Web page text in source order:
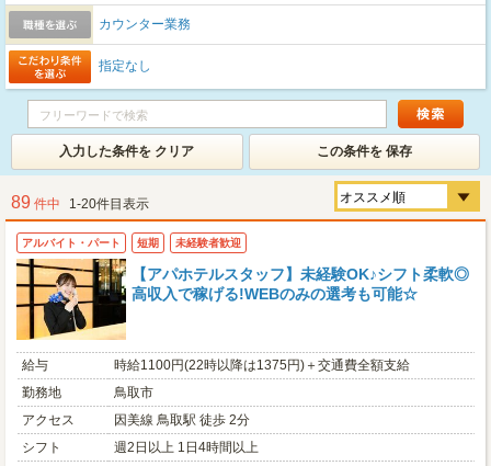
カウンター業務
指定なし
入力した条件を クリア この条件を 保存
89 件中 1-20件目表示
アルバイト・パート 短期 未経験者歓迎
【アパホテルスタッフ】未経験OK♪シフト柔軟◎
高収入で稼げる!WEBのみの選考も可能☆
給与
時給1100円(22時以降は1375円)＋交通費全額支給
勤務地
鳥取市
アクセス
因美線 鳥取駅 徒歩 2分
シフト
週2日以上 1日4時間以上